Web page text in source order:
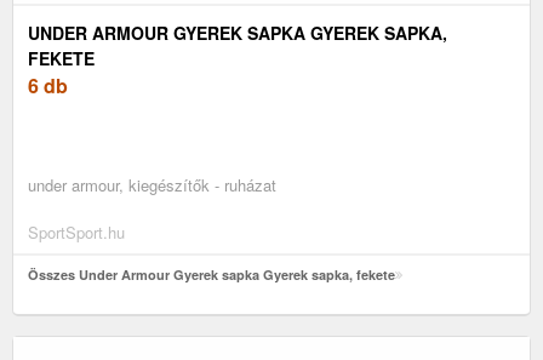
UNDER ARMOUR GYEREK SAPKA GYEREK SAPKA,
FEKETE
6 db
under armour, kiegészítők - ruházat
SportSport.hu
Összes Under Armour Gyerek sapka Gyerek sapka, fekete